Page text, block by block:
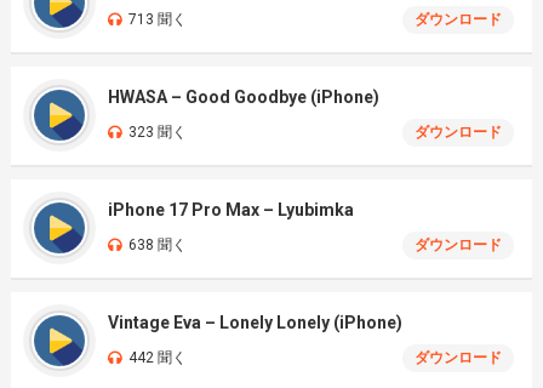
713 聞く ダウンロード
HWASA – Good Goodbye (iPhone)
323 聞く ダウンロード
iPhone 17 Pro Max – Lyubimka
638 聞く ダウンロード
Vintage Eva – Lonely Lonely (iPhone)
442 聞く ダウンロード